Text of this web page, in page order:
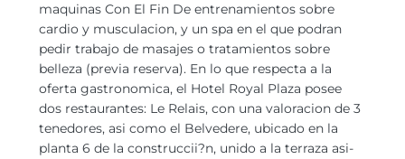
maquinas Con El Fin De entrenamientos sobre
cardio y musculacion, y un spa en el que podran
pedir trabajo de masajes o tratamientos sobre
belleza (previa reserva). En lo que respecta a la
oferta gastronomica, el Hotel Royal Plaza posee
dos restaurantes: Le Relais, con una valoracion de 3
tenedores, asi­ como el Belvedere, ubicado en la
planta 6 de la construccii?n, unido a la terraza asi­